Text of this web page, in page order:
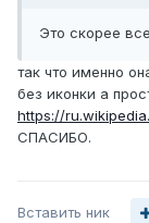
Это скорее
так что именно
без иконки а
https://
СПАСИБО.
Вставить ник